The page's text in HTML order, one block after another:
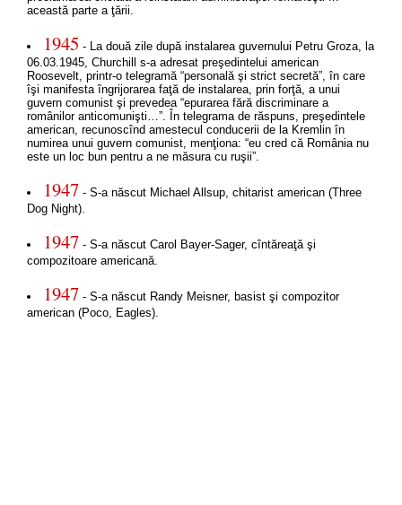
această parte a ţării.
1945 - La două zile după instalarea guvernului Petru Groza, la
06.03.1945, Churchill s-a adresat preşedintelui american
Roosevelt, printr-o telegramă “personală şi strict secretă”, în care
îşi manifesta îngrijorarea faţă de instalarea, prin forţă, a unui
guvern comunist şi prevedea “epurarea fără discriminare a
românilor anticomunişti…”. În telegrama de răspuns, preşedintele
american, recunoscînd amestecul conducerii de la Kremlin în
numirea unui guvern comunist, menţiona: “eu cred că România nu
este un loc bun pentru a ne măsura cu ruşii”.
1947 - S-a născut Michael Allsup, chitarist american (Three
Dog Night).
1947 - S-a născut Carol Bayer-Sager, cîntăreaţă şi
compozitoare americană.
1947 - S-a născut Randy Meisner, basist şi compozitor
american (Poco, Eagles).